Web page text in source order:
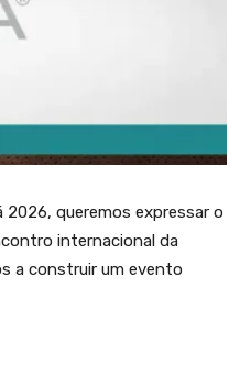
queremos expressar o
internacional da
a construir um evento